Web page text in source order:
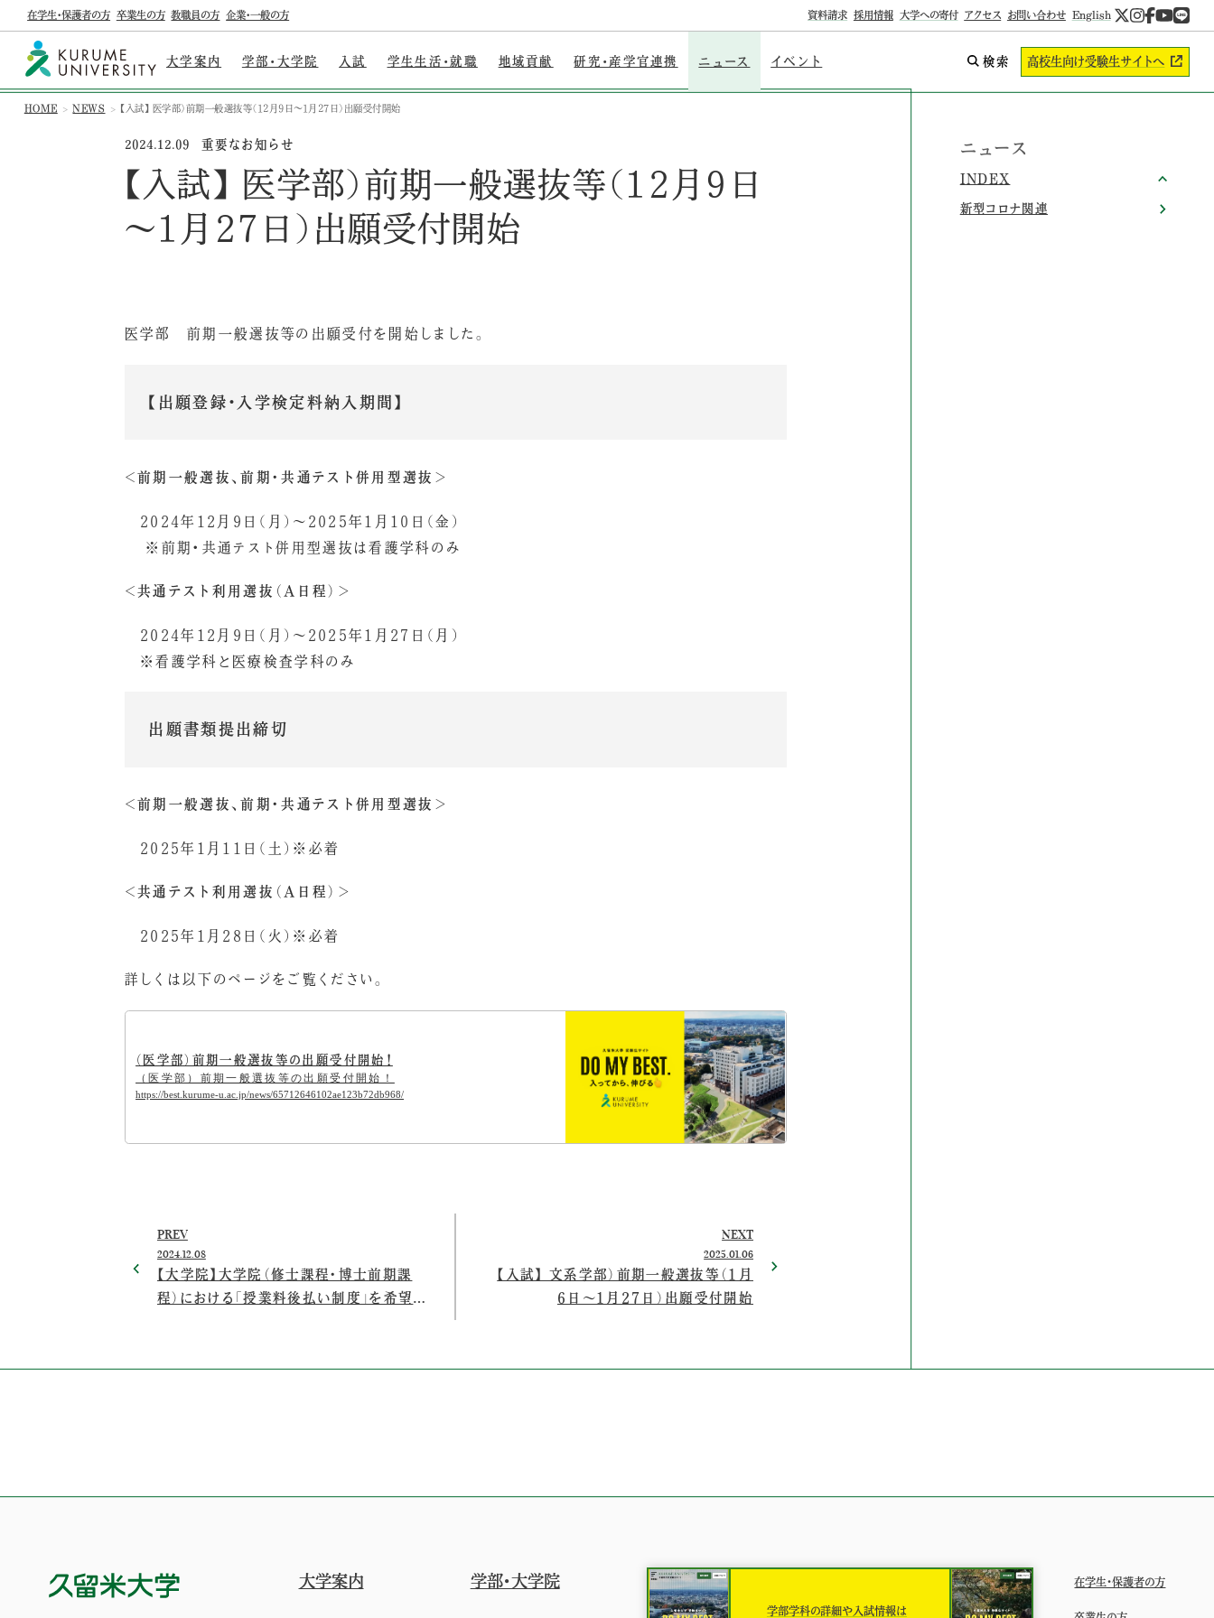
在学生・保護者の方 卒業生の方 教職員の方 企業・一般の方 資料請求 採用情報 大学への寄付 アクセス お問い合わせ English
大学案内 学部・大学院 入試 学生生活・就職 地域貢献 研究・産学官連携 ニュース イベント 検索 高校生向け受験生サイトへ
HOME NEWS 【入試】 医学部）前期一般選抜等（12月9日～1月27日）出願受付開始
2024.12.09 重要なお知らせ
【入試】 医学部）前期一般選抜等（12月9日
～1月27日）出願受付開始
医学部 前期一般選抜等の出願受付を開始しました。
【出願登録・入学検定料納入期間】
＜前期一般選抜、前期・共通テスト併用型選抜＞
2024年12月9日（月）～2025年1月10日（金）
※前期・共通テスト併用型選抜は看護学科のみ
＜共通テスト利用選抜（A日程）＞
2024年12月9日（月）～2025年1月27日（月）
※看護学科と医療検査学科のみ
出願書類提出締切
＜前期一般選抜、前期・共通テスト併用型選抜＞
2025年1月11日（土）※必着
＜共通テスト利用選抜（A日程）＞
2025年1月28日（火）※必着
詳しくは以下のページをご覧ください。
（医学部）前期一般選抜等の出願受付開始！
（医学部）前期一般選抜等の出願受付開始！
https://best.kurume-u.ac.jp/news/65712646102ae123b72db968/
PREV
2024.12.08
【大学院】大学院（修士課程・博士前期課
程）における「授業料後払い制度」を希望す
NEXT
2025.01.06
【入試】 文系学部）前期一般選抜等（1月
6日～1月27日）出願受付開始
ニュース
INDEX
新型コロナ関連
大学案内 学部・大学院
学部学科の詳細や入試情報は
在学生・保護者の方